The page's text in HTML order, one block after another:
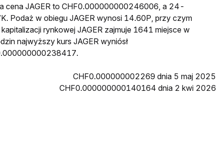
cena JAGER to CHF0.000000000246006, a 24-
Podaż w obiegu JAGER wynosi 14.60P, przy czym
rynkowej JAGER zajmuje 1641 miejsce w
najwyższy kurs JAGER wyniósł
CHF0.000000002269 dnia 5 maj 2025
CHF0.000000000140164 dnia 2 kwi 2026